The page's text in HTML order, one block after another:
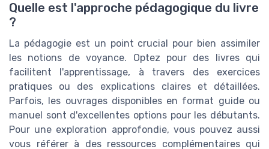
Quelle est l'approche pédagogique du livre
?
La pédagogie est un point crucial pour bien assimiler
les notions de voyance. Optez pour des livres qui
facilitent l'apprentissage, à travers des exercices
pratiques ou des explications claires et détaillées.
Parfois, les ouvrages disponibles en format guide ou
manuel sont d'excellentes options pour les débutants.
Pour une exploration approfondie, vous pouvez aussi
vous référer à des ressources complémentaires qui